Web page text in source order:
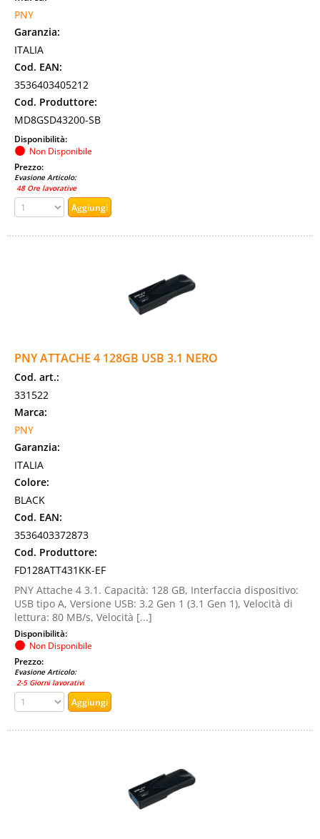
PNY
Garanzia:
ITALIA
Cod. EAN:
3536403405212
Cod. Produttore:
MD8GSD43200-SB
Disponibilità:
Non Disponibile
Prezzo:
Evasione Articolo:
48 Ore lavorative
PNY ATTACHE 4 128GB USB 3.1 NERO
Cod. art.:
331522
Marca:
PNY
Garanzia:
ITALIA
Colore:
BLACK
Cod. EAN:
3536403372873
Cod. Produttore:
FD128ATT431KK-EF
PNY Attache 4 3.1. Capacità: 128 GB, Interfaccia dispositivo:
USB tipo A, Versione USB: 3.2 Gen 1 (3.1 Gen 1), Velocità di
lettura: 80 MB/s, Velocità [...]
Disponibilità:
Non Disponibile
Prezzo:
Evasione Articolo:
2-5 Giorni lavorativi